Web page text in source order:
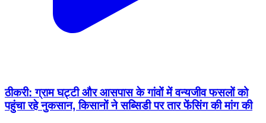
ठीकरी: ग्राम घट्टी और आसपास के गांवों में वन्यजीव फसलों को
पहुंचा रहे नुकसान, किसानों ने सब्सिडी पर तार फेंसिंग की मांग की